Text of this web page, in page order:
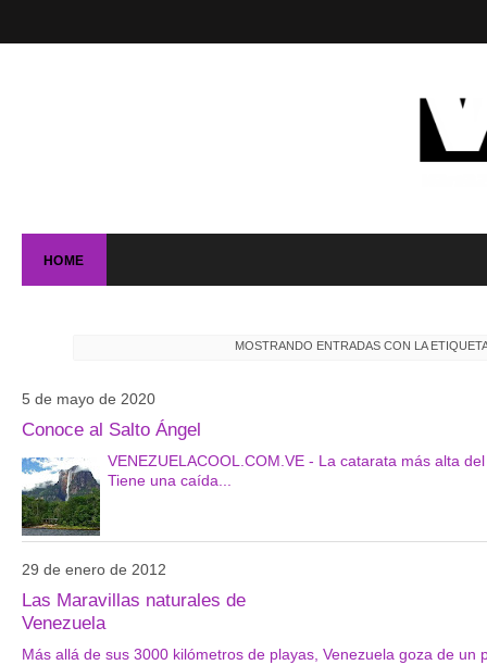
HOME
MOSTRANDO ENTRADAS CON LA
5 de mayo de 2020
Conoce al Salto Ángel
VENEZUELACOOL.COM.VE - La catarata más alta
Tiene una caída...
29 de enero de 2012
Las Maravillas naturales de
Venezuela
Más allá de sus 3000 kilómetros de playas, Venezuela goza de